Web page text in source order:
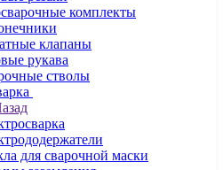
комплекты
клапаны
рукава
стволы
для сварочной маски